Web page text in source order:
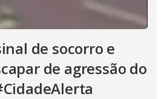
de socorro e
de agressão do